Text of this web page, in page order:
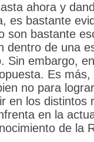
ahora y
es bastante
son bastante
dentro de una
Sin embargo,
Es
no para
en los distintos
en la
de la